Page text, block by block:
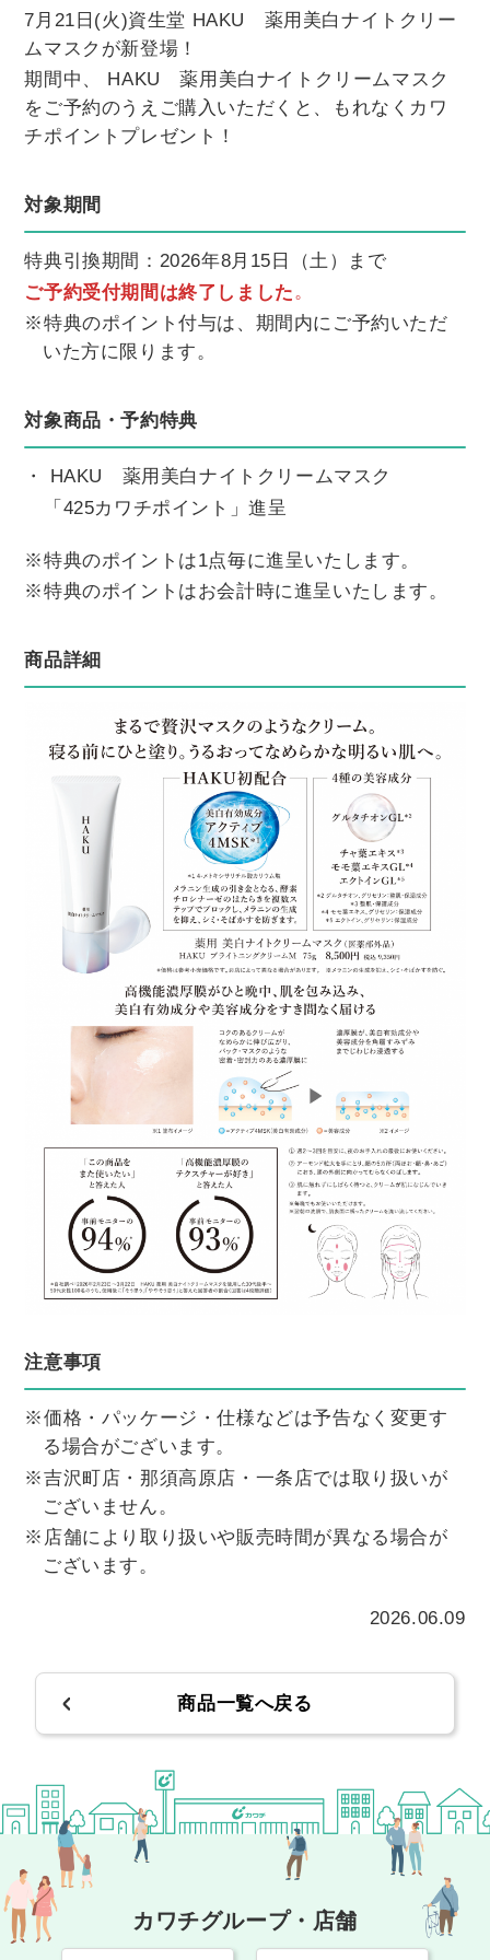
7月21日(火)資生堂 HAKU 薬用美白ナイトクリー
ムマスクが新登場！
期間中、 HAKU 薬用美白ナイトクリームマスク
をご予約のうえご購入いただくと、もれなくカワ
チポイントプレゼント！
対象期間
特典引換期間：2026年8月15日（土）まで
ご予約受付期間は終了しました。
※特典のポイント付与は、期間内にご予約いただ
いた方に限ります。
対象商品・予約特典
・ HAKU 薬用美白ナイトクリームマスク
「425カワチポイント」進呈
※特典のポイントは1点毎に進呈いたします。
※特典のポイントはお会計時に進呈いたします。
商品詳細
注意事項
※価格・パッケージ・仕様などは予告なく変更す
る場合がございます。
※吉沢町店・那須高原店・一条店では取り扱いが
ございません。
※店舗により取り扱いや販売時間が異なる場合が
ございます。
2026.06.09
商品一覧へ戻る
カワチグループ・店舗